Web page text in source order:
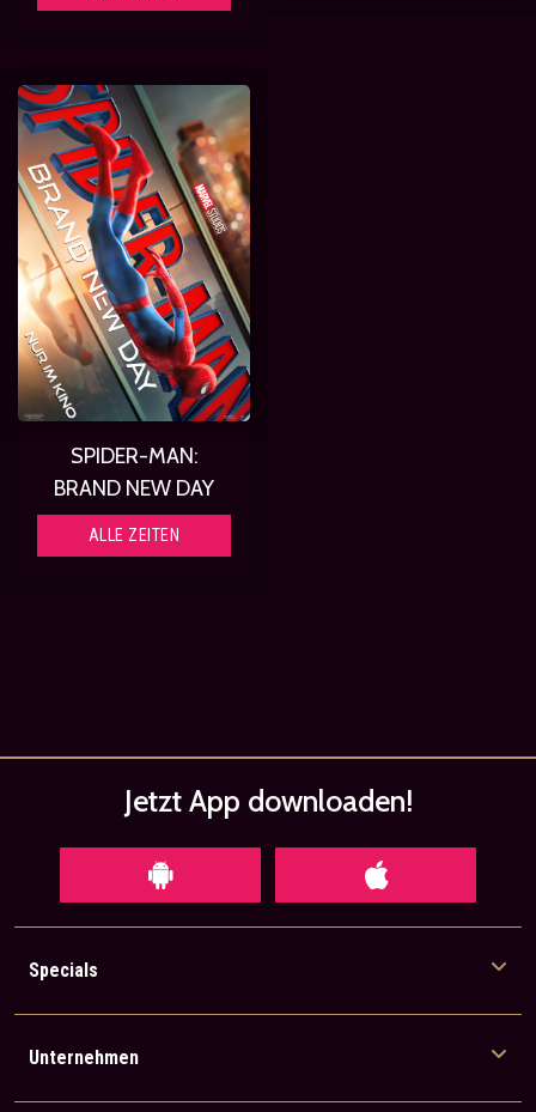
SPIDER-MAN:
BRAND NEW DAY
ALLE ZEITEN
Jetzt App downloaden!
Specials
Unternehmen